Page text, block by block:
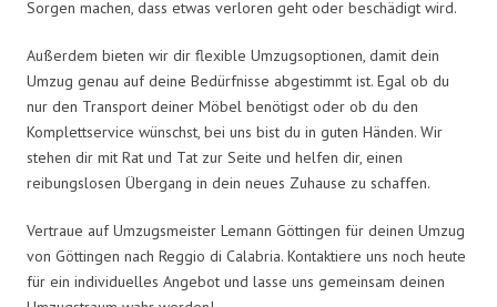
Sorgen machen, dass etwas verloren geht oder beschädigt wird.
Außerdem bieten wir dir flexible Umzugsoptionen, damit dein
Umzug genau auf deine Bedürfnisse abgestimmt ist. Egal ob du
nur den Transport deiner Möbel benötigst oder ob du den
Komplettservice wünschst, bei uns bist du in guten Händen. Wir
stehen dir mit Rat und Tat zur Seite und helfen dir, einen
reibungslosen Übergang in dein neues Zuhause zu schaffen.
Vertraue auf Umzugsmeister Lemann Göttingen für deinen Umzug
von Göttingen nach Reggio di Calabria. Kontaktiere uns noch heute
für ein individuelles Angebot und lasse uns gemeinsam deinen